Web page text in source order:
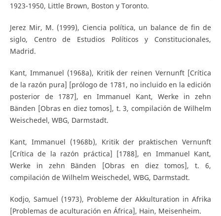
1923-1950, Little Brown, Boston y Toronto.
Jerez Mir, M. (1999), Ciencia política, un balance de fin de
siglo, Centro de Estudios Políticos y Constitucionales,
Madrid.
Kant, Immanuel (1968a), Kritik der reinen Vernunft [Crítica
de la razón pura] [prólogo de 1781, no incluido en la edición
posterior de 1787], en Immanuel Kant, Werke in zehn
Bänden [Obras en diez tomos], t. 3, compilación de Wilhelm
Weischedel, WBG, Darmstadt.
Kant, Immanuel (1968b), Kritik der praktischen Vernunft
[Crítica de la razón práctica] [1788], en Immanuel Kant,
Werke in zehn Bänden [Obras en diez tomos], t. 6,
compilación de Wilhelm Weischedel, WBG, Darmstadt.
Kodjo, Samuel (1973), Probleme der Akkulturation in Afrika
[Problemas de aculturación en África], Hain, Meisenheim.